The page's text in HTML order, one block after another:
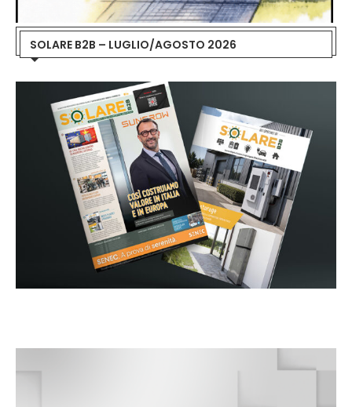
SOLARE B2B – LUGLIO/AGOSTO 2026